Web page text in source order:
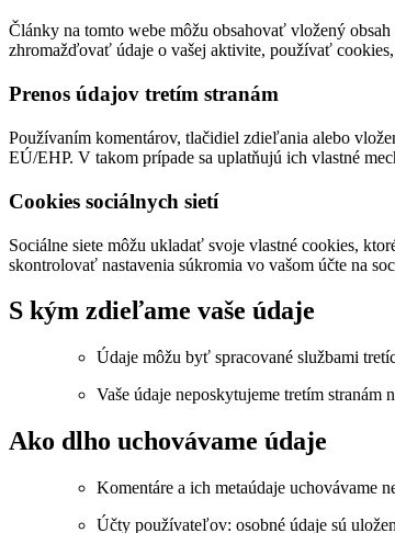
Články na tomto webe môžu obsahovať vložený
zhromažďovať údaje o vašej aktivite, používať
Prenos údajov tretím stranám
Používaním komentárov, tlačidiel zdieľania alebo
EÚ/EHP. V takom prípade sa uplatňujú ich vlastné
Cookies sociálnych sietí
Sociálne siete môžu ukladať svoje vlastné cookies,
skontrolovať nastavenia súkromia vo vašom účte na
S kým zdieľame vaše údaje
Údaje môžu byť spracované službami
Vaše údaje neposkytujeme tretím stranám
Ako dlho uchovávame údaje
Komentáre a ich metaúdaje uchovávame
Účty používateľov: osobné údaje sú